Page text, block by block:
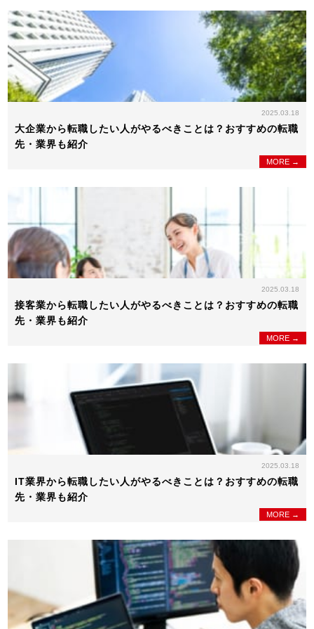
2025.03.18
大企業から転職したい人がやるべきことは？おすすめの転職
先・業界も紹介
MORE →
2025.03.18
接客業から転職したい人がやるべきことは？おすすめの転職
先・業界も紹介
MORE →
2025.03.18
IT業界から転職したい人がやるべきことは？おすすめの転職
先・業界も紹介
MORE →